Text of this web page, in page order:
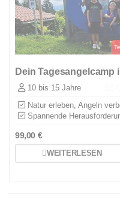
Dein Tagesangelcamp
10 bis 15 Jahre
Natur erleben, Angeln
Spannende
99,00 €
WEITERLESEN